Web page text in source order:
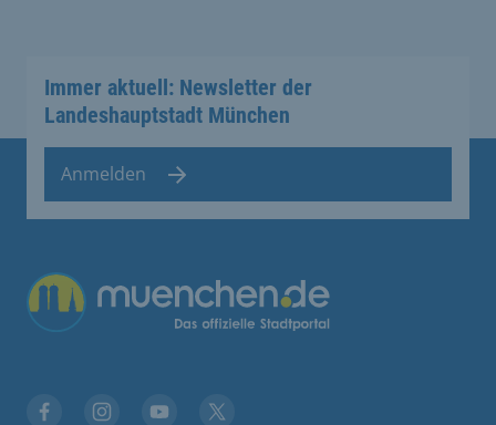
Immer aktuell: Newsletter der
Landeshauptstadt München
Anmelden
Übergreifende Links